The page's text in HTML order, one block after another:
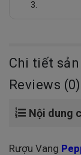
3.
Chi tiết sản
Reviews (0)
Nội dung
Rượu Vang